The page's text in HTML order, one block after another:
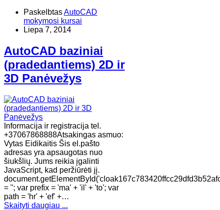
PaskelbtasAutoCAD
mokymosi kursai
Liepa 7, 2014
AutoCAD baziniai
(pradedantiems) 2D ir
3D Panėvežys
Informacija ir registracija tel.
+37067868888Atsakingas asmuo:
Vytas Eidikaitis Šis el.pašto
adresas yra apsaugotas nuo
šiukšlių. Jums reikia įgalinti
JavaScript, kad peržiūrėti jį.
= ''; var prefix = 'ma' + 'il' + 'to'; var
path = 'hr' + 'ef' +…
Skaityti daugiau ...